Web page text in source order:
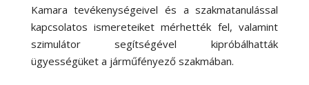
Kamara tevékenységeivel és a szakmatanulással
kapcsolatos ismereteiket mérhették fel, valamint
szimulátor segítségével kipróbálhatták
ügyességüket a járműfényező szakmában.